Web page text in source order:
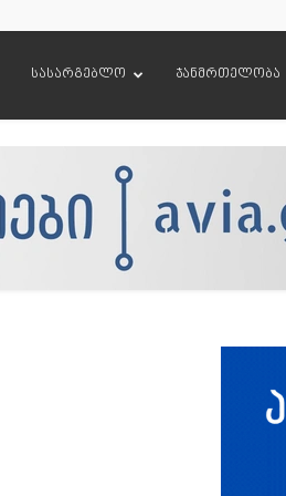
სასარგებლო ჯანმრთელობა